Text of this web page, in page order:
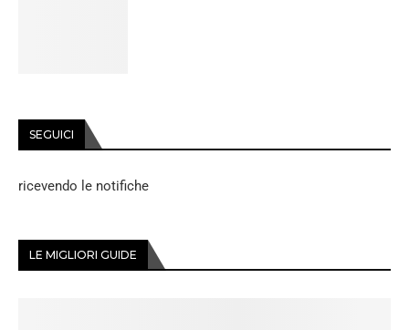
SEGUICI
ricevendo le notifiche
LE MIGLIORI GUIDE